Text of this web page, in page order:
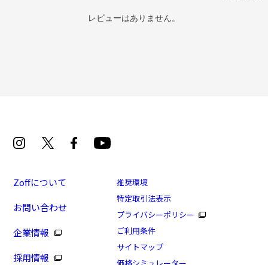
レビューはありません。
Zoffについて
お問い合わせ
企業情報
採用情報
推奨環境
特定取引法表示
プライバシーポリシー
ご利用条件
サイトマップ